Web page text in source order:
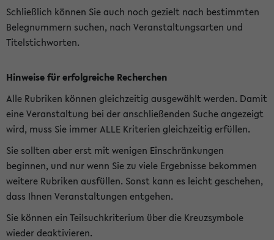
Schließlich können Sie auch noch gezielt nach bestimmten
Belegnummern suchen, nach Veranstaltungsarten und
Titelstichworten.
Hinweise für erfolgreiche Recherchen
Alle Rubriken können gleichzeitig ausgewählt werden. Damit
eine Veranstaltung bei der anschließenden Suche angezeigt
wird, muss Sie immer ALLE Kriterien gleichzeitig erfüllen.
Sie sollten aber erst mit wenigen Einschränkungen
beginnen, und nur wenn Sie zu viele Ergebnisse bekommen
weitere Rubriken ausfüllen. Sonst kann es leicht geschehen,
dass Ihnen Veranstaltungen entgehen.
Sie können ein Teilsuchkriterium über die Kreuzsymbole
wieder deaktivieren.